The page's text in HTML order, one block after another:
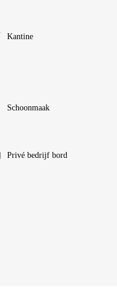
Kantine
Schoonmaak
Privé bedrijf bord